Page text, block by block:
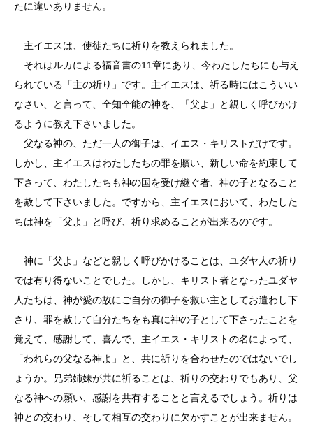
たに違いありません。
主イエスは、使徒たちに祈りを教えられました。
それはルカによる福音書の11章にあり、今わたしたちにも与え
られている「主の祈り」です。主イエスは、祈る時にはこういい
なさい、と言って、全知全能の神を、「父よ」と親しく呼びかけ
るように教え下さいました。
父なる神の、ただ一人の御子は、イエス・キリストだけです。
しかし、主イエスはわたしたちの罪を贖い、新しい命を約束して
下さって、わたしたちも神の国を受け継ぐ者、神の子となること
を赦して下さいました。ですから、主イエスにおいて、わたした
ちは神を「父よ」と呼び、祈り求めることが出来るのです。
神に「父よ」などと親しく呼びかけることは、ユダヤ人の祈り
では有り得ないことでした。しかし、キリスト者となったユダヤ
人たちは、神が愛の故にご自分の御子を救い主としてお遣わし下
さり、罪を赦して自分たちをも真に神の子として下さったことを
覚えて、感謝して、喜んで、主イエス・キリストの名によって、
「われらの父なる神よ」と、共に祈りを合わせたのではないでし
ょうか。兄弟姉妹が共に祈ることは、祈りの交わりでもあり、父
なる神への願い、感謝を共有することと言えるでしょう。祈りは
神との交わり、そして相互の交わりに欠かすことが出来ません。